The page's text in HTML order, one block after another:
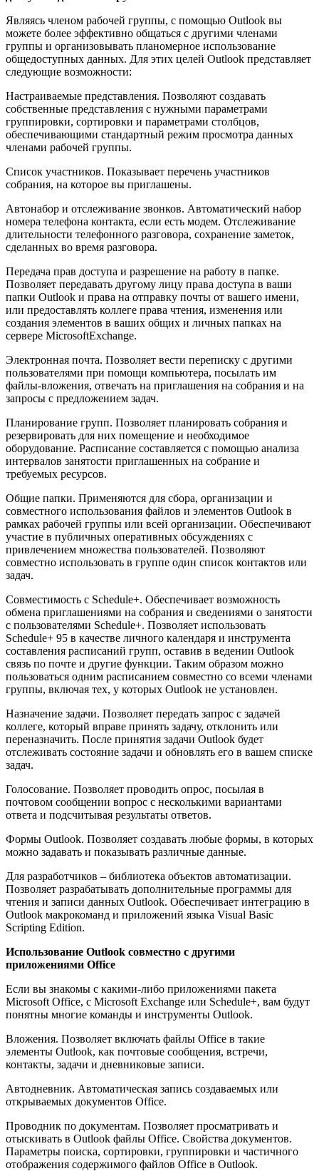
Являясь членом рабочей группы, с помощью Outlook вы
можете более эффективно общаться с другими членами
группы и организовывать планомерное использование
общедоступных данных. Для этих целей Outlook представляет
следующие возможности:
Настраиваемые представления. Позволяют создавать
собственные представления с нужными параметрами
группировки, сортировки и параметрами столбцов,
обеспечивающими стандартный режим просмотра данных
членами рабочей группы.
Список участников. Показывает перечень участников
собрания, на которое вы приглашены.
Автонабор и отслеживание звонков. Автоматический набор
номера телефона контакта, если есть модем. Отслеживание
длительности телефонного разговора, сохранение заметок,
сделанных во время разговора.
Передача прав доступа и разрешение на работу в папке.
Позволяет передавать другому лицу права доступа в ваши
папки Outlook и права на отправку почты от вашего имени,
или предоставлять коллеге права чтения, изменения или
создания элементов в ваших общих и личных папках на
сервере MicrosoftExchange.
Электронная почта. Позволяет вести переписку с другими
пользователями при помощи компьютера, посылать им
файлы-вложения, отвечать на приглашения на собрания и на
запросы с предложением задач.
Планирование групп. Позволяет планировать собрания и
резервировать для них помещение и необходимое
оборудование. Расписание составляется с помощью анализа
интервалов занятости приглашенных на собрание и
требуемых ресурсов.
Общие папки. Применяются для сбора, организации и
совместного использования файлов и элементов Outlook в
рамках рабочей группы или всей организации. Обеспечивают
участие в публичных оперативных обсуждениях с
привлечением множества пользователей. Позволяют
совместно использовать в группе один список контактов или
задач.
Совместимость с Schedule+. Обеспечивает возможность
обмена приглашениями на собрания и сведениями о занятости
с пользователями Schedule+. Позволяет использовать
Schedule+ 95 в качестве личного календаря и инструмента
составления расписаний групп, оставив в ведении Outlook
связь по почте и другие функции. Таким образом можно
пользоваться одним расписанием совместно со всеми членами
группы, включая тех, у которых Outlook не установлен.
Назначение задачи. Позволяет передать запрос с задачей
коллеге, который вправе принять задачу, отклонить или
переназначить. После принятия задачи Outlook будет
отслеживать состояние задачи и обновлять его в вашем списке
задач.
Голосование. Позволяет проводить опрос, посылая в
почтовом сообщении вопрос с несколькими вариантами
ответа и подсчитывая результаты ответов.
Формы Outlook. Позволяет создавать любые формы, в которых
можно задавать и показывать различные данные.
Для разработчиков – библиотека объектов автоматизации.
Позволяет разрабатывать дополнительные программы для
чтения и записи данных Outlook. Обеспечивает интеграцию в
Outlook макрокоманд и приложений языка Visual Basic
Scripting Edition.
Использование Outlook совместно с другими
приложениями Office
Если вы знакомы с какими-либо приложениями пакета
Microsoft Office, с Microsoft Exchange или Schedule+, вам будут
понятны многие команды и инструменты Outlook.
Вложения. Позволяет включать файлы Office в такие
элементы Outlook, как почтовые сообщения, встречи,
контакты, задачи и дневниковые записи.
Автодневник. Автоматическая запись создаваемых или
открываемых документов Office.
Проводник по документам. Позволяет просматривать и
отыскивать в Outlook файлы Office. Свойства документов.
Параметры поиска, сортировки, группировки и частичного
отображения содержимого файлов Office в Outlook.